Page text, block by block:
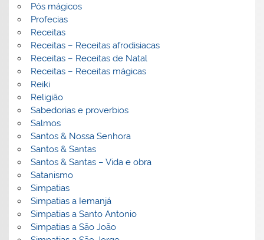
Pós mágicos
Profecias
Receitas
Receitas – Receitas afrodisiacas
Receitas – Receitas de Natal
Receitas – Receitas mágicas
Reiki
Religião
Sabedorias e proverbios
Salmos
Santos & Nossa Senhora
Santos & Santas
Santos & Santas – Vida e obra
Satanismo
Simpatias
Simpatias a Iemanjá
Simpatias a Santo Antonio
Simpatias a São João